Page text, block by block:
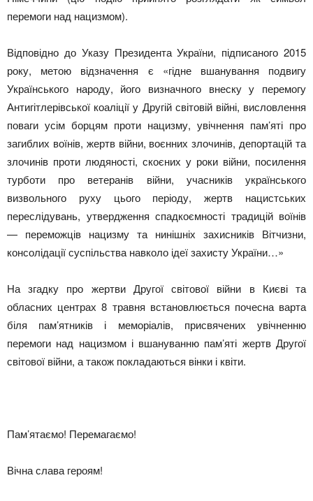
перемоги над нацизмом).
Відповідно до Указу Президента України, підписаного 2015
року, метою відзначення є «гідне вшанування подвигу
Українського народу, його визначного внеску у перемогу
Антигітлерівської коаліції у Другій світовій війні, висловлення
поваги усім борцям проти нацизму, увічнення пам’яті про
загиблих воїнів, жертв війни, воєнних злочинів, депортацій та
злочинів проти людяності, скоєних у роки війни, посилення
турботи про ветеранів війни, учасників українського
визвольного руху цього періоду, жертв нацистських
переслідувань, утвердження спадкоємності традицій воїнів
— переможців нацизму та нинішніх захисників Вітчизни,
консолідації суспільства навколо ідеї захисту України…»
На згадку про жертви Другої світової війни в Києві та
обласних центрах 8 травня встановлюється почесна варта
біля пам’ятників і меморіалів, присвячених увічненню
перемоги над нацизмом і вшануванню пам’яті жертв Другої
світової війни, а також покладаються вінки і квіти.
Пам’ятаємо! Перемагаємо!
Вічна слава героям!